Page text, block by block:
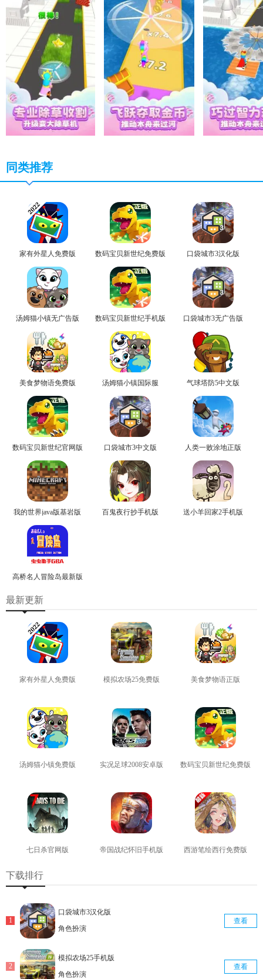
同类推荐
家有外星人免费版 数码宝贝新世纪免费版 口袋城市3汉化版
汤姆猫小镇无广告版 数码宝贝新世纪手机版 口袋城市3无广告版
美食梦物语免费版 汤姆猫小镇国际服 气球塔防5中文版
数码宝贝新世纪官网版 口袋城市3中文版 人类一败涂地正版
我的世界java版基岩版 百鬼夜行抄手机版 送小羊回家2手机版
高桥名人冒险岛最新版
最新更新
家有外星人免费版 模拟农场25免费版 美食梦物语正版
汤姆猫小镇免费版 实况足球2008安卓版 数码宝贝新世纪免费版
七日杀官网版 帝国战纪怀旧手机版 西游笔绘西行免费版
下载排行
口袋城市3汉化版
角色扮演
查看
模拟农场25手机版
角色扮演
查看